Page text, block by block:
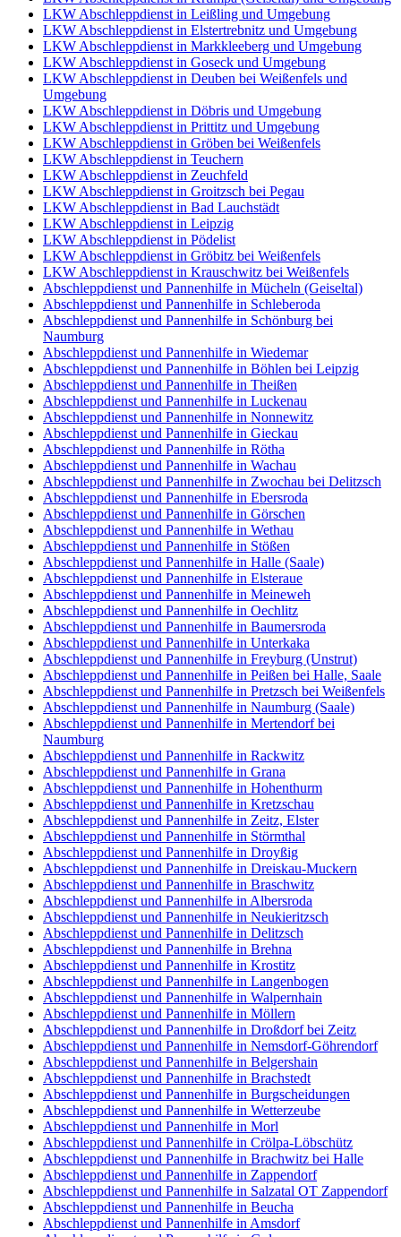
LKW Abschleppdienst in Leißling und Umgebung
LKW Abschleppdienst in Elstertrebnitz und Umgebung
LKW Abschleppdienst in Markkleeberg und Umgebung
LKW Abschleppdienst in Goseck und Umgebung
LKW Abschleppdienst in Deuben bei Weißenfels und
Umgebung
LKW Abschleppdienst in Döbris und Umgebung
LKW Abschleppdienst in Prittitz und Umgebung
LKW Abschleppdienst in Gröben bei Weißenfels
LKW Abschleppdienst in Teuchern
LKW Abschleppdienst in Zeuchfeld
LKW Abschleppdienst in Groitzsch bei Pegau
LKW Abschleppdienst in Bad Lauchstädt
LKW Abschleppdienst in Leipzig
LKW Abschleppdienst in Pödelist
LKW Abschleppdienst in Gröbitz bei Weißenfels
LKW Abschleppdienst in Krauschwitz bei Weißenfels
Abschleppdienst und Pannenhilfe in Mücheln (Geiseltal)
Abschleppdienst und Pannenhilfe in Schleberoda
Abschleppdienst und Pannenhilfe in Schönburg bei
Naumburg
Abschleppdienst und Pannenhilfe in Wiedemar
Abschleppdienst und Pannenhilfe in Böhlen bei Leipzig
Abschleppdienst und Pannenhilfe in Theißen
Abschleppdienst und Pannenhilfe in Luckenau
Abschleppdienst und Pannenhilfe in Nonnewitz
Abschleppdienst und Pannenhilfe in Gieckau
Abschleppdienst und Pannenhilfe in Rötha
Abschleppdienst und Pannenhilfe in Wachau
Abschleppdienst und Pannenhilfe in Zwochau bei Delitzsch
Abschleppdienst und Pannenhilfe in Ebersroda
Abschleppdienst und Pannenhilfe in Görschen
Abschleppdienst und Pannenhilfe in Wethau
Abschleppdienst und Pannenhilfe in Stößen
Abschleppdienst und Pannenhilfe in Halle (Saale)
Abschleppdienst und Pannenhilfe in Elsteraue
Abschleppdienst und Pannenhilfe in Meineweh
Abschleppdienst und Pannenhilfe in Oechlitz
Abschleppdienst und Pannenhilfe in Baumersroda
Abschleppdienst und Pannenhilfe in Unterkaka
Abschleppdienst und Pannenhilfe in Freyburg (Unstrut)
Abschleppdienst und Pannenhilfe in Peißen bei Halle, Saale
Abschleppdienst und Pannenhilfe in Pretzsch bei Weißenfels
Abschleppdienst und Pannenhilfe in Naumburg (Saale)
Abschleppdienst und Pannenhilfe in Mertendorf bei
Naumburg
Abschleppdienst und Pannenhilfe in Rackwitz
Abschleppdienst und Pannenhilfe in Grana
Abschleppdienst und Pannenhilfe in Hohenthurm
Abschleppdienst und Pannenhilfe in Kretzschau
Abschleppdienst und Pannenhilfe in Zeitz, Elster
Abschleppdienst und Pannenhilfe in Störmthal
Abschleppdienst und Pannenhilfe in Droyßig
Abschleppdienst und Pannenhilfe in Dreiskau-Muckern
Abschleppdienst und Pannenhilfe in Braschwitz
Abschleppdienst und Pannenhilfe in Albersroda
Abschleppdienst und Pannenhilfe in Neukieritzsch
Abschleppdienst und Pannenhilfe in Delitzsch
Abschleppdienst und Pannenhilfe in Brehna
Abschleppdienst und Pannenhilfe in Krostitz
Abschleppdienst und Pannenhilfe in Langenbogen
Abschleppdienst und Pannenhilfe in Walpernhain
Abschleppdienst und Pannenhilfe in Möllern
Abschleppdienst und Pannenhilfe in Droßdorf bei Zeitz
Abschleppdienst und Pannenhilfe in Nemsdorf-Göhrendorf
Abschleppdienst und Pannenhilfe in Belgershain
Abschleppdienst und Pannenhilfe in Brachstedt
Abschleppdienst und Pannenhilfe in Burgscheidungen
Abschleppdienst und Pannenhilfe in Wetterzeube
Abschleppdienst und Pannenhilfe in Morl
Abschleppdienst und Pannenhilfe in Crölpa-Löbschütz
Abschleppdienst und Pannenhilfe in Brachwitz bei Halle
Abschleppdienst und Pannenhilfe in Zappendorf
Abschleppdienst und Pannenhilfe in Salzatal OT Zappendorf
Abschleppdienst und Pannenhilfe in Beucha
Abschleppdienst und Pannenhilfe in Amsdorf